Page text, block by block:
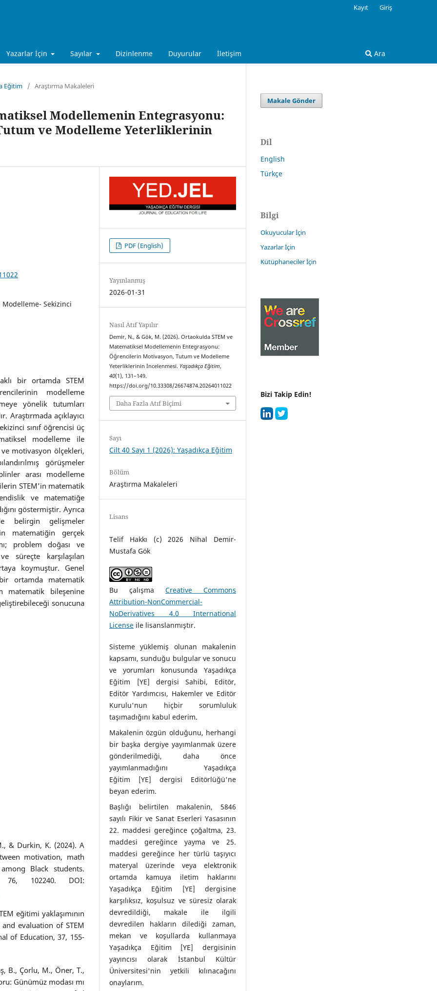
Yazarlar İçin Sayılar Dizinlenme Duyurular İletişim Ara
Kayıt Giriş
Eğitim / Araştırma Makaleleri
Modellemenin Entegrasyonu:
ve Modelleme Yeterliklerinin
Sekizinci
bir ortamda STEM
modelleme
yönelik tutumları
Araştırmada açıklayıcı
sınıf öğrencisi üç
modelleme ile
motivasyon ölçekleri,
görüşmeler
arası modelleme
STEM’in matematik
ve matematiğe
göstermiştir. Ayrıca
belirgin gelişmeler
matematiğin gerçek
problem doğası ve
süreçte karşılaşılan
koymuştur. Genel
ortamda matematik
matematik bileşenine
sonucuna
& Durkin, K. (2024). A
motivation, math
Black students.
76, 102240. DOI:
eğitimi yaklaşımının
evaluation of STEM
of Education, 37, 155-
B., Çorlu, M., Öner, T.,
Günümüz modası mı
PDF (English)
Yayınlanmış
2026-01-31
Nasıl Atıf Yapılır
Demir, N., & Gök, M. (2026). Ortaokulda STEM ve
Matematiksel Modellemenin Entegrasyonu:
Öğrencilerin Motivasyon, Tutum ve Modelleme
Yeterliklerinin İncelenmesi. Yaşadıkça Eğitim,
40(1), 131–149.
https://doi.org/10.33308/26674874.20264011022
Daha Fazla Atıf Biçimi
Sayı
Cilt 40 Sayı 1 (2026): Yaşadıkça Eğitim
Bölüm
Araştırma Makaleleri
Lisans
Telif Hakkı (c) 2026 Nihal Demir-
Mustafa Gök
Bu çalışma Creative Commons
Attribution-NonCommercial-
NoDerivatives 4.0 International
License ile lisanslanmıştır.
Sisteme yüklemiş olunan makalenin
kapsamı, sunduğu bulgular ve sonucu
ve yorumları konusunda Yaşadıkça
Eğitim [YE] dergisi Sahibi, Editör,
Editör Yardımcısı, Hakemler ve Editör
Kurulu'nun hiçbir sorumluluk
taşımadığını kabul ederim.
Makalenin özgün olduğunu, herhangi
bir başka dergiye yayımlanmak üzere
gönderilmediği, daha önce
yayımlanmadığını Yaşadıkça
Eğitim [YE] dergisi Editörlüğü'ne
beyan ederim.
Başlığı belirtilen makalenin, 5846
sayılı Fikir ve Sanat Eserleri Yasasının
22. maddesi gereğince çoğaltma, 23.
maddesi gereğince yayma ve 25.
maddesi gereğince her türlü taşıyıcı
materyal üzerinde veya elektronik
ortamda kamuya iletim haklarını
Yaşadıkça Eğitim [YE] dergisine
karşılıksız, koşulsuz ve süresiz olarak
devredildiği, makale ile ilgili
devredilen hakların dilediği zaman,
mekan ve koşullarda kullanmaya
Yaşadıkça Eğitim [YE] dergisinin
yayıncısı olarak İstanbul Kültür
Üniversitesi'nin yetkili kılınacağını
onaylarım.
Makale Gönder
Dil
English
Türkçe
Bilgi
Okuyucular İçin
Yazarlar İçin
Kütüphaneciler İçin
Bizi Takip Edin!